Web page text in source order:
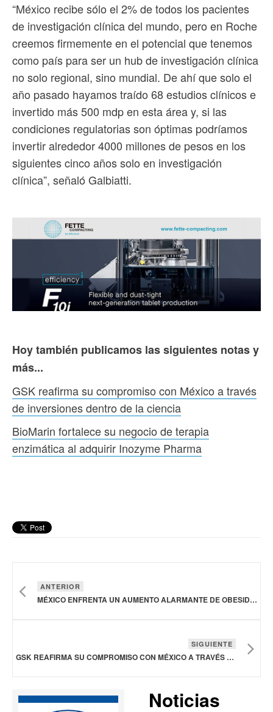
“México recibe sólo el 2% de todos los pacientes
de investigación clínica del mundo, pero en Roche
creemos firmemente en el potencial que tenemos
como país para ser un hub de investigación clínica
no solo regional, sino mundial. De ahí que solo el
año pasado hayamos traído 68 estudios clínicos e
invertido más 500 mdp en esta área y, si las
condiciones regulatorias son óptimas podríamos
invertir alrededor 4000 millones de pesos en los
siguientes cinco años solo en investigación
clínica”, señaló Galbiatti.
Hoy también publicamos las siguientes notas y
más...
GSK reafirma su compromiso con México a través
de inversiones dentro de la ciencia
BioMarin fortalece su negocio de terapia
enzimática al adquirir Inozyme Pharma
ANTERIOR
MÉXICO ENFRENTA UN AUMENTO ALARMANTE DE OBESIDAD EN ADULTOS: ESPECIALISTA
SIGUIENTE
GSK REAFIRMA SU COMPROMISO CON MÉXICO A TRAVÉS DE INVERSIONES DENTRO DE LA CIENCIA
Noticias